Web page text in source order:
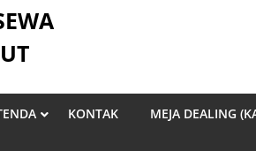
KONTAK MEJA DEALING